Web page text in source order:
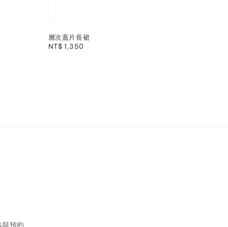
層次蓋片長裙
Regular
NT$ 1,350
預約